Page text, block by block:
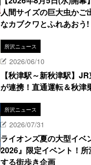
人間サイズの巨大虫かご
なカブクワとふれあおう!
所沢ニュース
2026/06/10
【秋津駅～新秋津駅】
が連携！直通運転＆秋津
所沢ニュース
2026/07/31
ライオンズ夏の大型イベ
2026』限定イベント！
する街歩き企画